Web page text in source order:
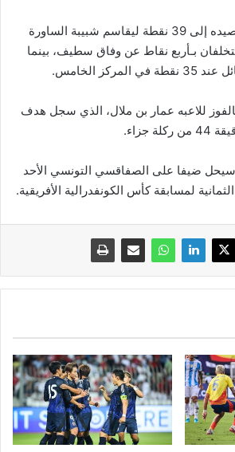
ورفع مولودية وهران رصيده إلى 39 نقطة ليقاسم شبيبة الساورة
يتخلفان بـأربع نقاط عن وفاق سطيف، بينما
الخامس.
للاعبه عمار بن ملال، الذي سجل هدف
جزاء.
سيحل ضيفا على الصفاقسي التونسي الأحد
لمسابقة كأس الكونفدرالية الأفريقية.